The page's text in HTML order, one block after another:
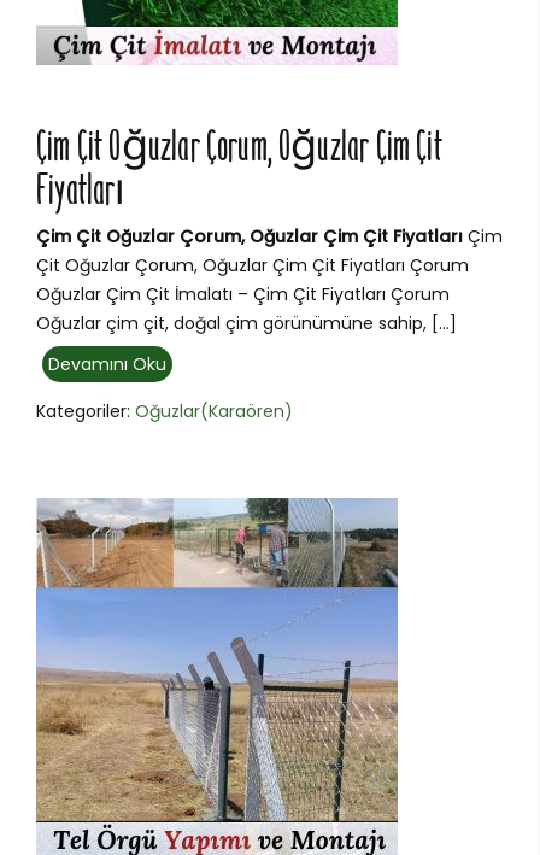
Çim Çit Oğuzlar Çorum, Oğuzlar Çim Çit
Fiyatları
Çim Çit Oğuzlar Çorum, Oğuzlar Çim Çit Fiyatları Çim
Çit Oğuzlar Çorum, Oğuzlar Çim Çit Fiyatları Çorum
Oğuzlar Çim Çit İmalatı – Çim Çit Fiyatları Çorum
Oğuzlar çim çit, doğal çim görünümüne sahip, […]
Devamını Oku
Kategoriler: Oğuzlar(Karaören)